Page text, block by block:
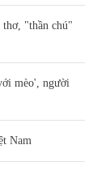
thơ, "thần chú"
mèo', người
Nam